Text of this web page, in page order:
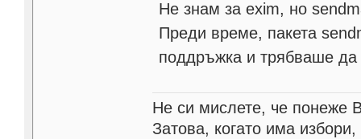
Не знам за exim, но
Преди време, пакета
поддръжка и трябваше да
Не си мислете, че понеже
Затова, когато има